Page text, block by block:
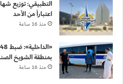
التطبيقي: توزيع
اعتباراً من الأحد
منذ 16 ساعة
بمنطقة الشويخ
منذ 16 ساعة